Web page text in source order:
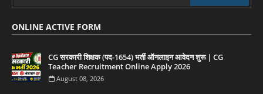
ONLINE ACTIVE FORM
CG सरकारी शिक्षक (पद-1654) भर्ती ऑनलाइन आवेदन शुरू | CG
Teacher Recruitment Online Apply 2026
August 08, 2026